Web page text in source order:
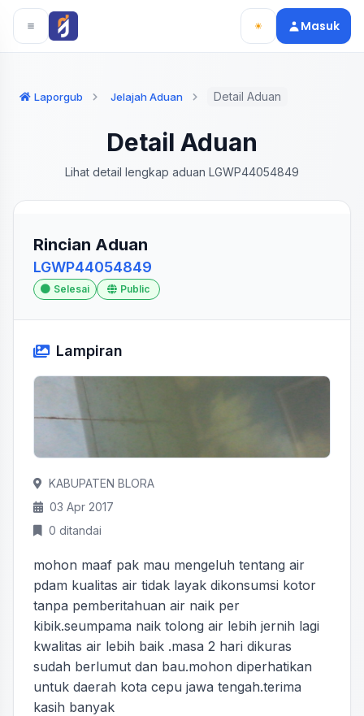
Langsung ke konten utama
Langsung ke navigasi
Masuk
Laporgub Jelajah Aduan Detail Aduan
Detail Aduan
Lihat detail lengkap aduan LGWP44054849
Rincian Aduan
LGWP44054849
Selesai Public
Lampiran
KABUPATEN BLORA
03 Apr 2017
0 ditandai
mohon maaf pak mau mengeluh tentang air
pdam kualitas air tidak layak dikonsumsi kotor
tanpa pemberitahuan air naik per
kibik.seumpama naik tolong air lebih jernih lagi
kwalitas air lebih baik .masa 2 hari dikuras
sudah berlumut dan bau.mohon diperhatikan
untuk daerah kota cepu jawa tengah.terima
kasih banyak